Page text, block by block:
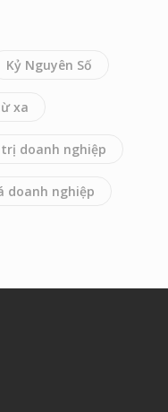
Kỷ Nguyên Số
xa
trị doanh nghiệp
doanh nghiệp